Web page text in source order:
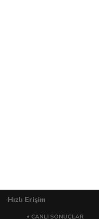
Hızlı Erişim
CANLI SONUÇLAR